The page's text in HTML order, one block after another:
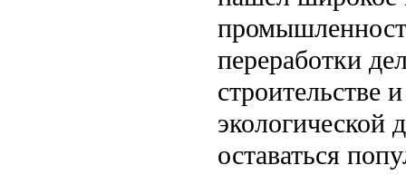
переработки
строительстве
экологической
оставаться